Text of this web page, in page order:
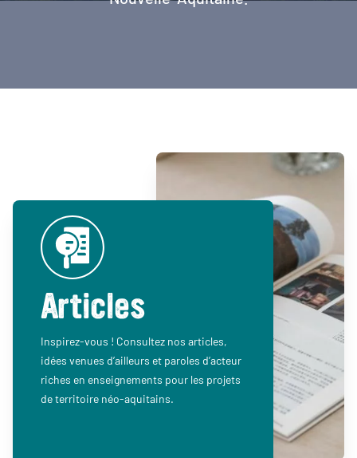
Articles
Inspirez-vous ! Consultez nos articles,
idées venues d’ailleurs et paroles d’acteur
riches en enseignements pour les projets
de territoire néo-aquitains.